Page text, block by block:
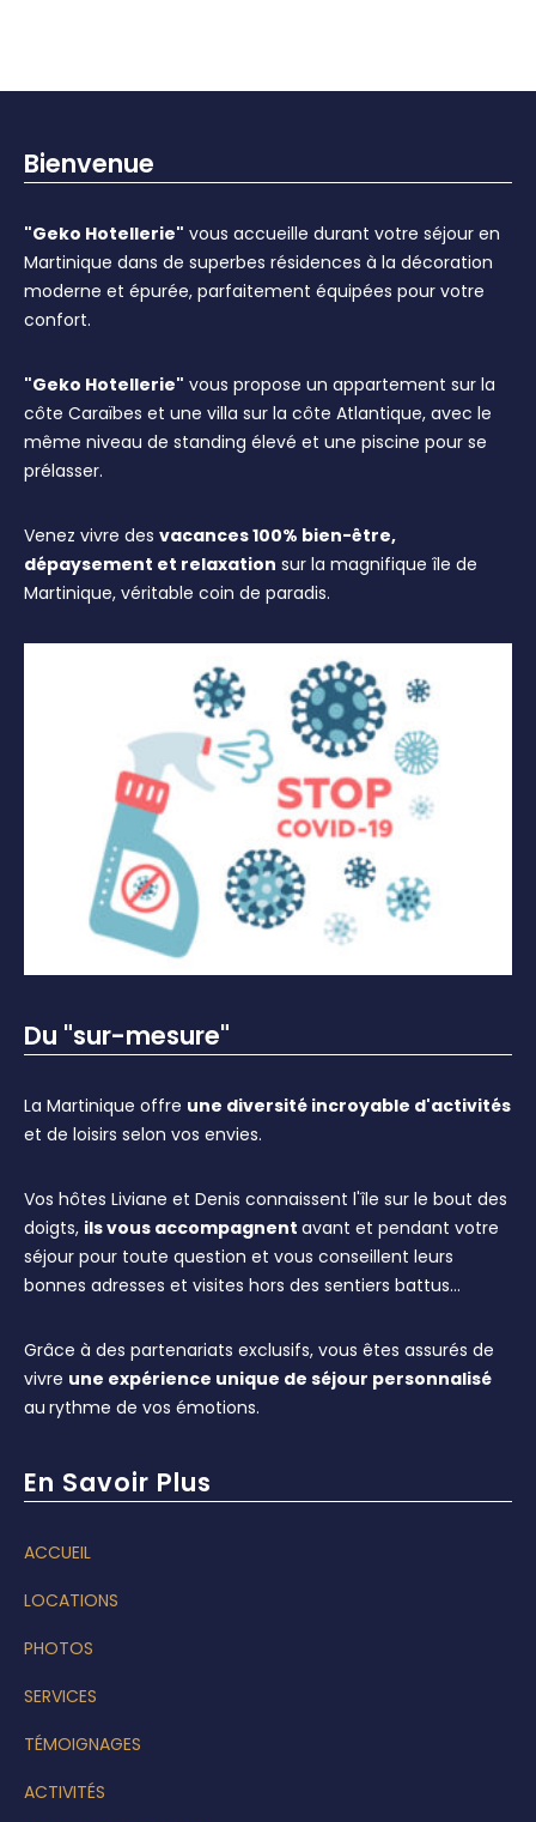
Bienvenue
"Geko Hotellerie" vous accueille durant votre séjour en
Martinique dans de superbes résidences à la décoration
moderne et épurée, parfaitement équipées pour votre
confort.
"Geko Hotellerie" vous propose un appartement sur la
côte Caraïbes et une villa sur la côte Atlantique, avec le
même niveau de standing élevé et une piscine pour se
prélasser.
Venez vivre des vacances 100% bien-être,
dépaysement et relaxation sur la magnifique île de
Martinique, véritable coin de paradis.
Du "sur-mesure"
La Martinique offre une diversité incroyable d'activités
et de loisirs selon vos envies.
Vos hôtes Liviane et Denis connaissent l'île sur le bout des
doigts, ils vous accompagnent avant et pendant votre
séjour pour toute question et vous conseillent leurs
bonnes adresses et visites hors des sentiers battus…
Grâce à des partenariats exclusifs, vous êtes assurés de
vivre une expérience unique de séjour personnalisé
au rythme de vos émotions.
En Savoir Plus
ACCUEIL
LOCATIONS
PHOTOS
SERVICES
TÉMOIGNAGES
ACTIVITÉS